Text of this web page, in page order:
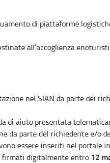
di piattaforme
all’accoglienza
nel SIAN da parte dei
di aiuto presentata
da parte del richiedente e/o
essere inseriti nel portale
digitalmente entro 12